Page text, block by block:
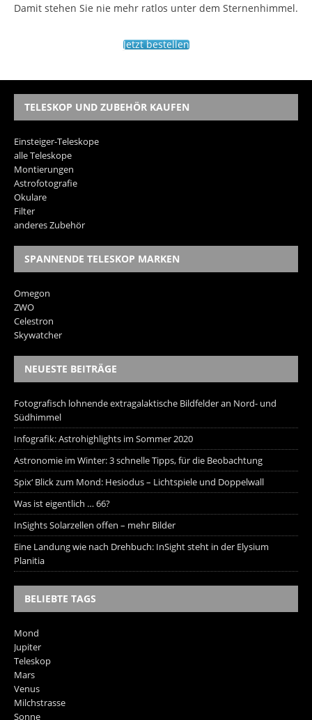
Damit stehen Sie nie mehr ratlos unter dem Sternenhimmel.
Jetzt bestellen
TELESKOP UND ZUBEHÖR KAUFEN
Einsteiger-Teleskope
alle Teleskope
Montierungen
Astrofotografie
Okulare
Filter
anderes Zubehör
SPANNENDE TELESKOP MARKEN
Omegon
ZWO
Celestron
Skywatcher
NEUESTE BEITRÄGE
Fotografisch lohnende extragalaktische Bildfelder an Nord- und
Südhimmel
Infografik: Astrohighlights im Sommer 2020
Astronomie im Winter: 3 schnelle Tipps, für die Beobachtung
Spix‘ Blick zum Mond: Hesiodus – Lichtspiele und Doppelwall
Was ist eigentlich … 66?
InSights Solarzellen offen – mehr Bilder
Eine Landung wie nach Drehbuch: InSight steht in der Elysium
Planitia
BELIEBTE TAGS
Mond
Jupiter
Teleskop
Mars
Venus
Milchstrasse
Sonne